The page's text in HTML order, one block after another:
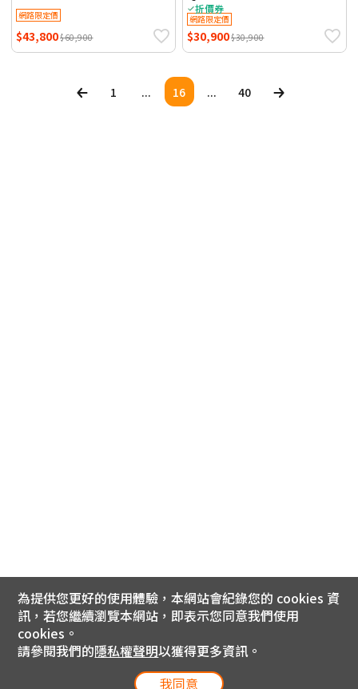
裝(一般牆面)
網路限定價
$43,800$60,900
(QM-55MI3200) 福利品 保固三
年 基本桌上安裝
折價券
網路限定價
$30,900$30,900
1 ... 16 ... 40
為提供您更好的使用體驗，本網站會紀錄您的 cookies 資
訊，若您繼續瀏覽本網站，即表示您同意我們使用
cookies。
請參閱我們的隱私權聲明以獲得更多資訊。
我同意